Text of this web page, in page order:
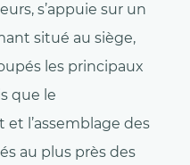
s’appuie sur un
situé au siège,
les principaux
que le
l’assemblage des
au plus près des